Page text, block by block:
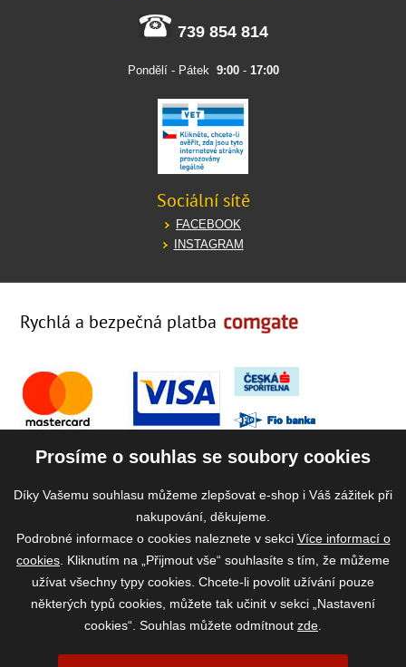
739 854 814
Pondělí - Pátek 9:00- 17:00
Sociální sítě
FACEBOOK
INSTAGRAM
Rychlá a bezpečná platba
2026 ©www.vase-krmivo.cz- Tomáš Kroupa e-shop, Kanice 307, 664 01
Prosíme o souhlas se soubory cookies
Díky Vašemu souhlasu můžeme zlepšovat e-shop i Váš zážitek při
nakupování, děkujeme.
Podrobné informace o cookies naleznete v sekci Více informací o
cookies . Kliknutím na „Přijmout vše“ souhlasíte s tím, že můžeme
užívat všechny typy cookies. Chcete-li povolit užívání pouze
některých typů cookies, můžete tak učinit v sekci „Nastavení
cookies“. Souhlas můžete odmítnout zde